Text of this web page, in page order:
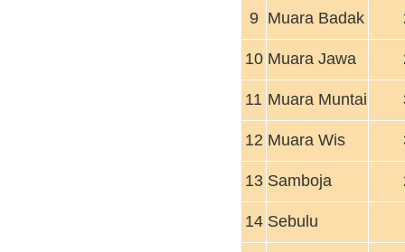
9 Muara Badak
10 Muara Jawa
11 Muara Muntai
12 Muara Wis
13 Samboja
14 Sebulu